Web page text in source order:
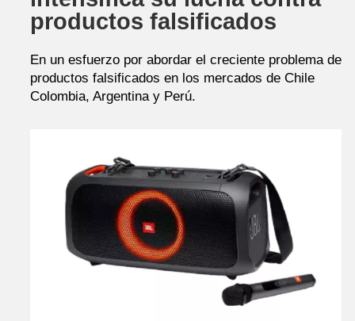
productos falsificados
En un esfuerzo por abordar el creciente problema de
productos falsificados en los mercados de Chile
Colombia, Argentina y Perú.